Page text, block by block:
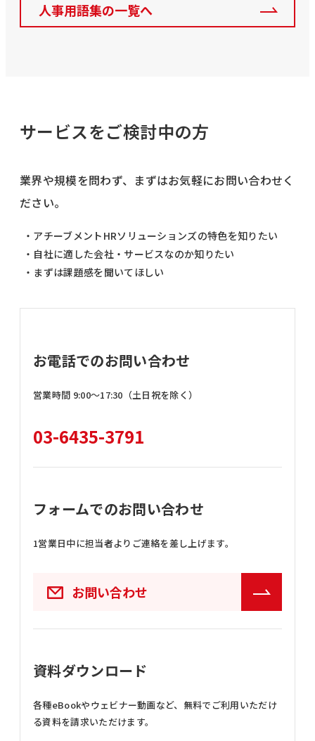
人事用語集の一覧へ
サービスをご検討中の方
業界や規模を問わず、まずはお気軽にお問い合わせく
ださい。
・アチーブメントHRソリューションズの特色を知りたい
・自社に適した会社・サービスなのか知りたい
・まずは課題感を聞いてほしい
お電話でのお問い合わせ
営業時間 9:00〜17:30（土日祝を除く）
03-6435-3791
フォームでのお問い合わせ
1営業日中に担当者よりご連絡を差し上げます。
お問い合わせ
資料ダウンロード
各種eBookやウェビナー動画など、 無料でご利用いただけ
る資料を請求いただけます。